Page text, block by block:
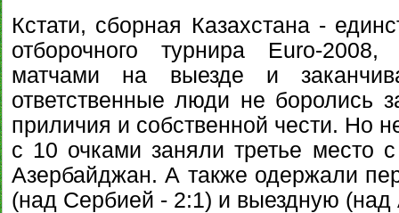
Кстати, сборная Казахстана -
отборочного турнира Euro-
матчами на выезде и
ответственные люди не боролись
приличия и собственной чести. Но
с 10 очками заняли третье место
Азербайджан. А также одержали
(над Сербией - 2:1) и выездную